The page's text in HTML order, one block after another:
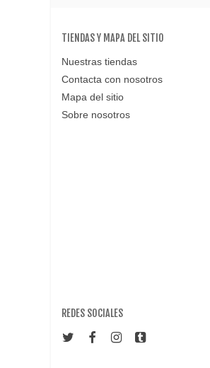
TIENDAS Y MAPA DEL SITIO
Nuestras tiendas
Contacta con nosotros
Mapa del sitio
Sobre nosotros
REDES SOCIALES